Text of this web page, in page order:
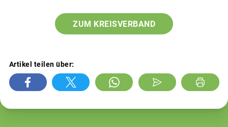
ZUM KREISVERBAND
Artikel teilen über: